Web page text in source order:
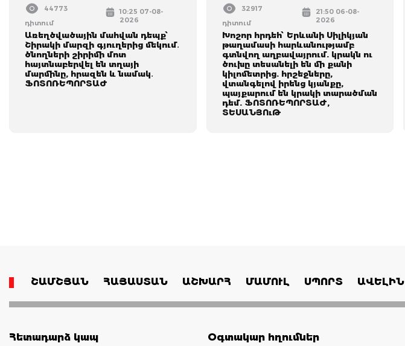
44773
դիտում
10:25 07-08-
2026
Առեղծվածային մահվան դեպք՝
Շիրակի մարզի գյուղերից մեկում․
ծնողների շիրիմի մոտ
հայտնաբերվել են տղայի
մարմինը, հրազեն և նամակ․
ՖՈՏՈՌԵՊՈՐՏԱԺ
32917
դիտում
21:50 06-08-
2026
Խոշոր հրդեհ՝ Երևանի Սիլիկյան
թաղամասի հարևանությամբ
գտնվող աղբավայրում. կրակն ու
ծուխը տեսանելի են մի քանի
կիլոմետրից. հրշեջները,
վտանգելով իրենց կյանքը,
պայքարում են կրակի տարածման
դեմ. ՖՈՏՈՌԵՊՈՐՏԱԺ,
ՏԵՍԱՆՅՈւԹ
ՇԱՄՇՅԱՆ ՀԱՅԱՍՏԱՆ ԱՇԽԱՐՀ ՄԱՄՈՒԼ ՍՊՈՐՏ ԱՎԵԼԻՆ
Հետադարձ կապ Օգտակար հղումներ